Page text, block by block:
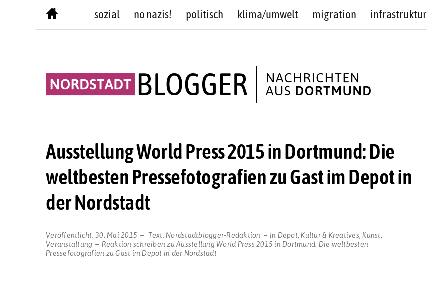
sozial no nazis! politisch klima/umwelt migration infrastruktur
Ausstellung World Press 2015 in Dortmund: Die
weltbesten Pressefotografien zu Gast im Depot in
der Nordstadt
Veröffentlicht: 30. Mai 2015 Text: Nordstadtblogger-Redaktion In Depot, Kultur & Kreatives Kunst
Veranstaltung
Reaktion schreiben zu Ausstellung World Press 2015 in Dortmund: Die weltbesten
Pressefotografien zu Gast im Depot in der Nordstadt